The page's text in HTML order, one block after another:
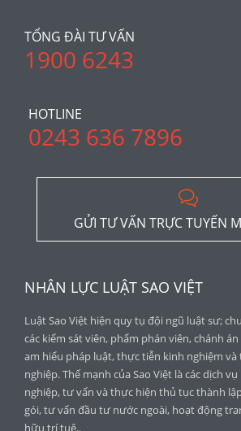
TỔNG ĐÀI TƯ VẤN
1900 6243
HOTLINE
0243 636 7896

GỬI TƯ VẤN TRỰC TUYẾN
NHÂN LỰC LUẬT SAO VIỆT
Luật Sao Việt hiện quy tụ đội ngũ luật sư;
các kiểm sát viên, phẩm phán viên, chánh
am hiểu pháp luật, thực tiễn kinh nghiệm và
nghiệp. Thế mạnh của Sao Việt là các dịch
nghiệp, tư vấn và thực hiện thủ tục thành
gói, tư vấn đầu tư nước ngoài, hoạt động
hữu trí tuệ..